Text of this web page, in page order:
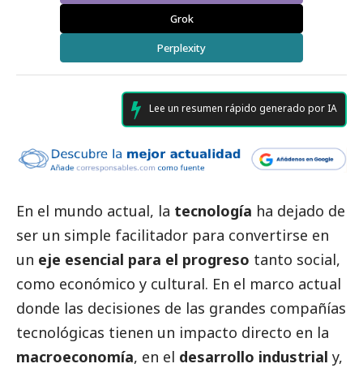
Grok
Perplexity
Lee un resumen rápido generado por IA
En el mundo actual, la tecnología ha dejado de
ser un simple facilitador para convertirse en
un eje esencial para el progreso tanto social,
como económico y cultural. En el marco actual
donde las decisiones de las grandes compañías
tecnológicas tienen un impacto directo en la
macroeconomía, en el desarrollo industrial y,